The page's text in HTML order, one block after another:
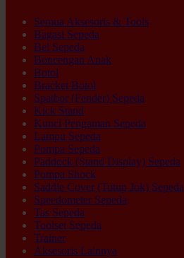
Semua Aksesoris & Tools
Bagasi Sepeda
Bel Sepeda
Boncengan Anak
Botol
Bracket Botol
Spatbor (Fender) Sepeda
Kick Stand
Kunci Pengaman Sepeda
Lampu Sepeda
Pompa Sepeda
Paddock (Stand Display) Sepeda
Pompa Shock
Saddle Cover (Tutup Jok) Sepeda
Speedometer Sepeda
Tas Sepeda
Toolset Sepeda
Trainer
Aksesoris Lainnya